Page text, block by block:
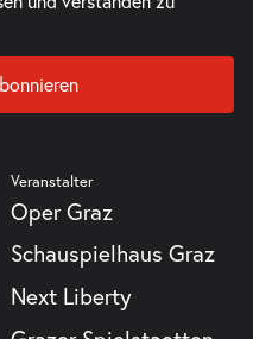
Veranstalter
Oper Graz
Schauspielhaus Graz
Next Liberty